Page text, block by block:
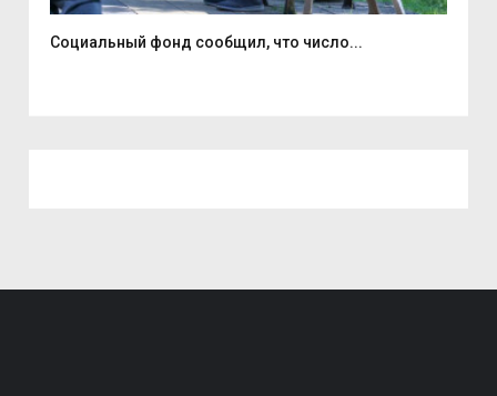
Социальный фонд сообщил, что число...